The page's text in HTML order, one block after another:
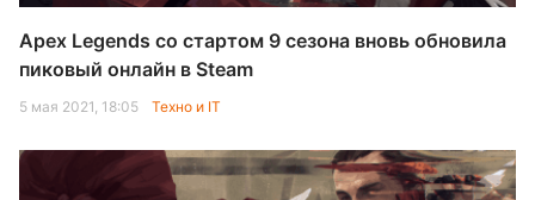
Apex Legends со стартом 9 сезона вновь обновила
пиковый онлайн в Steam
5 мая 2021, 18:05 Техно и IT